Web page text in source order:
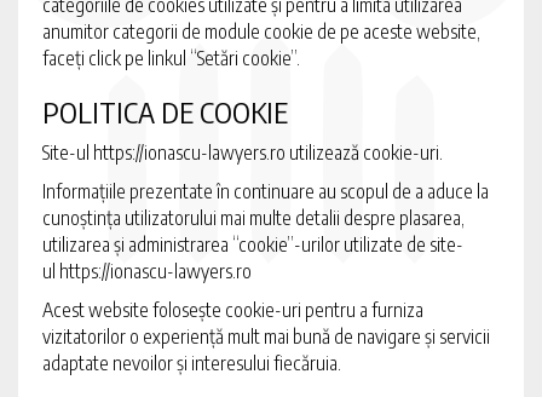
categoriile de cookies utilizate și pentru a limita utilizarea
anumitor categorii de module cookie de pe aceste website,
faceți click pe linkul “Setări cookie”.
POLITICA DE COOKIE
Site-ul https://ionascu-lawyers.ro utilizează cookie-uri.
Informațiile prezentate în continuare au scopul de a aduce la
cunoștința utilizatorului mai multe detalii despre plasarea,
utilizarea și administrarea “cookie”-urilor utilizate de site-
ul https://ionascu-lawyers.ro
Acest website folosește cookie-uri pentru a furniza
vizitatorilor o experiență mult mai bună de navigare și servicii
adaptate nevoilor și interesului fiecăruia.